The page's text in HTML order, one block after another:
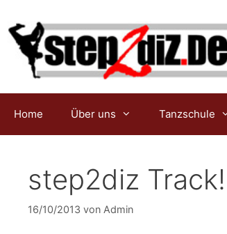
Inhalt
springen
Home Über uns Tanzschule
step2diz Track!
16/10/2013 von Admin